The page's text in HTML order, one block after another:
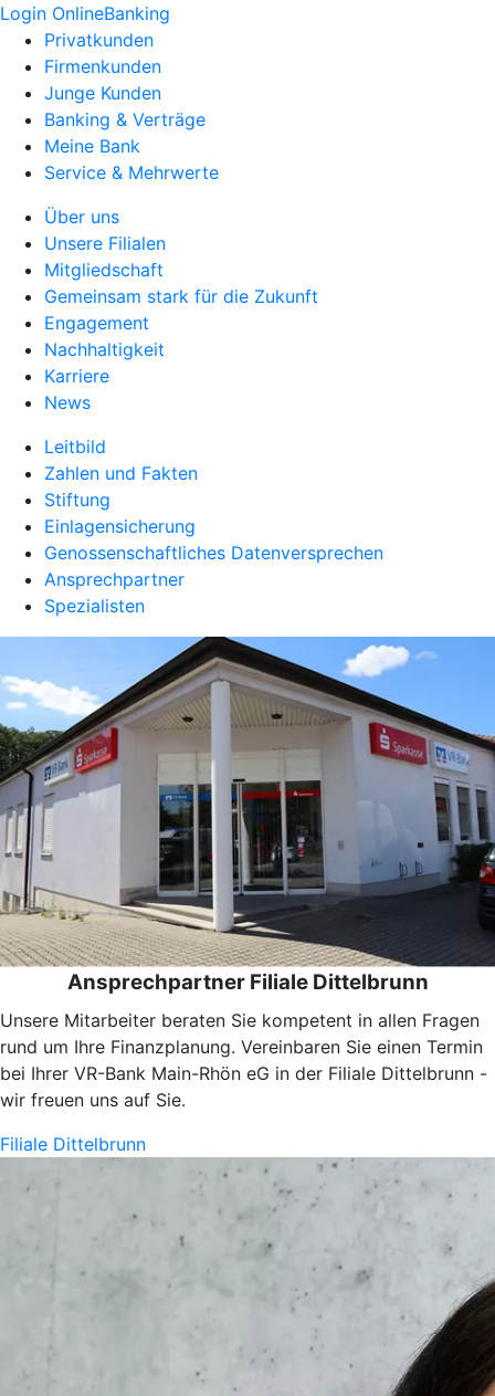
Login OnlineBanking
Privatkunden
Firmenkunden
Junge Kunden
Banking & Verträge
Meine Bank
Service & Mehrwerte
Über uns
Unsere Filialen
Mitgliedschaft
Gemeinsam stark für die Zukunft
Engagement
Nachhaltigkeit
Karriere
News
Leitbild
Zahlen und Fakten
Stiftung
Einlagensicherung
Genossenschaftliches Datenversprechen
Ansprechpartner
Spezialisten
Ansprechpartner Filiale Dittelbrunn
Unsere Mitarbeiter beraten Sie kompetent in allen Fragen
rund um Ihre Finanzplanung. Vereinbaren Sie einen Termin
bei Ihrer VR-Bank Main-Rhön eG in der Filiale Dittelbrunn -
wir freuen uns auf Sie.
Filiale Dittelbrunn